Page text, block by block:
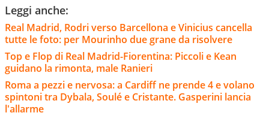
Leggi anche:
Real Madrid, Rodri verso Barcellona e Vinicius cancella
tutte le foto: per Mourinho due grane da risolvere
Top e Flop di Real Madrid-Fiorentina: Piccoli e Kean
guidano la rimonta, male Ranieri
Roma a pezzi e nervosa: a Cardiff ne prende 4 e volano
spintoni tra Dybala, Soulé e Cristante. Gasperini lancia
l'allarme